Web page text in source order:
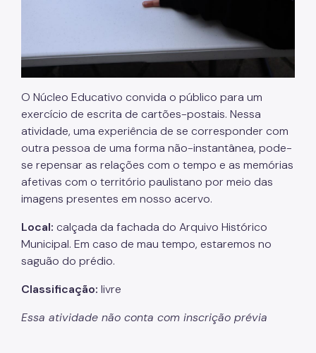
O Núcleo Educativo convida o público para um
exercício de escrita de cartões-postais. Nessa
atividade, uma experiência de se corresponder com
outra pessoa de uma forma não-instantânea, pode-
se repensar as relações com o tempo e as memórias
afetivas com o território paulistano por meio das
imagens presentes em nosso acervo.
Local: calçada da fachada do Arquivo Histórico
Municipal. Em caso de mau tempo, estaremos no
saguão do prédio.
Classificação: livre
Essa atividade não conta com inscrição prévia